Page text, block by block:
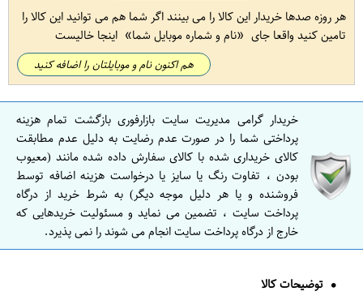
هر روزه صدها خریدار این کالا را می بینند اگر شما هم می توانید این کالا را
تامین کنید واقعا جای
نام و شماره موبایل شما اینجا خالیست
هم اکنون نام و موبایلتان را اضافه کنید
خریدار گرامی مدیریت سایت بازارفوری بازگشت تمام هزینه
پرداختی شما را در صورت عدم رضایت به دلیل عدم مطابقت
کالای خریداری شده با کالای سفارش داده شده مانند (معیوب
بودن ، تفاوت رنگ یا سایز یا درخواست هزینه اضافه توسط
فروشنده و یا هر دلیل موجه دیگر) به شرط خرید از درگاه
پرداخت سایت ، تضمین می نماید و مسئولیت خریدهایی که
خارج از درگاه پرداخت سایت انجام می شوند را نمی پذیرد.
توضیحات کالا